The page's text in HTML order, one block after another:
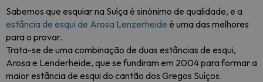
Sabemos que esquiar na Suíça é sinónimo de qualidade, e a
estância de esqui de Arosa Lenzerheide é uma das melhores
para o provar.
Trata-se de uma combinação de duas estâncias de esqui,
Arosa e Lenderheide, que se fundiram em 2004 para formar a
maior estância de esqui do cantão dos Gregos Suíços.